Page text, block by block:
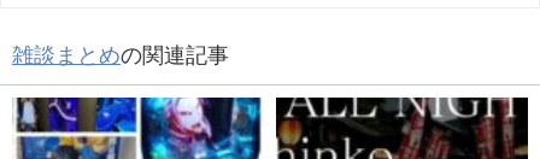
雑談まとめの関連記事